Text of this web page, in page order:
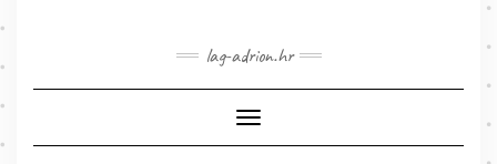
lag-adrion.hr
Toggle Navigation